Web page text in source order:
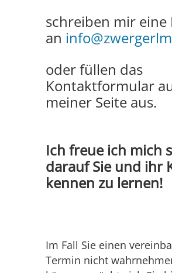
schreiben mir eine
an
oder füllen das
Kontaktformular
meiner Seite aus.
Ich freue ich mich
darauf Sie und ihr
kennen zu lernen!
Im Fall Sie einen
Termin nicht